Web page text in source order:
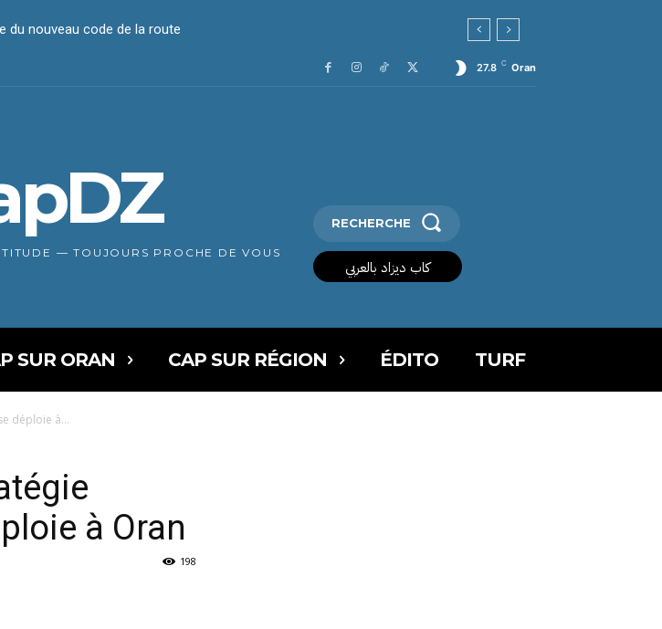
du nouveau code de la route
27.8 C Oran
— TOUJOURS PROCHE DE VOUS
RECHERCHE
كاب ديزاد بالعربي
SUR ORAN CAP SUR RÉGION ÉDITO TURF
déploie à...
à Oran
198